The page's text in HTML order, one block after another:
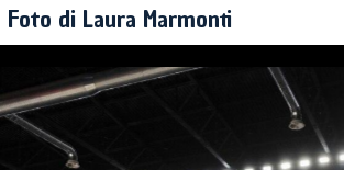
Foto di Laura Marmonti